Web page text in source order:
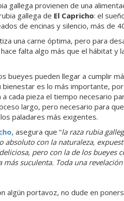
gallega provienen de una
gallega de El Capricho: el
de encinas y silencio, más de
una carne óptima, pero para
falta algo más que el hábitat y
bueyes pueden llegar a cumplir
es lo más importante,
cada pieza el tiempo necesario
largo, pero necesario para
paladares más exigentes.
, asegura que “la raza rubia
absoluto con la naturaleza,
pero con la de los bueyes
suculenta. Toda una
algún portavoz, no dude en